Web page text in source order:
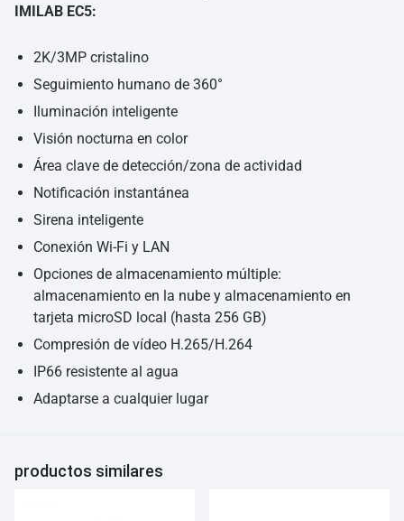
IMILAB EC5:
2K/3MP cristalino
Seguimiento humano de 360°
Iluminación inteligente
Visión nocturna en color
Área clave de detección/zona de actividad
Notificación instantánea
Sirena inteligente
Conexión Wi-Fi y LAN
Opciones de almacenamiento múltiple:
almacenamiento en la nube y almacenamiento en
tarjeta microSD local (hasta 256 GB)
Compresión de vídeo H.265/H.264
IP66 resistente al agua
Adaptarse a cualquier lugar
productos similares